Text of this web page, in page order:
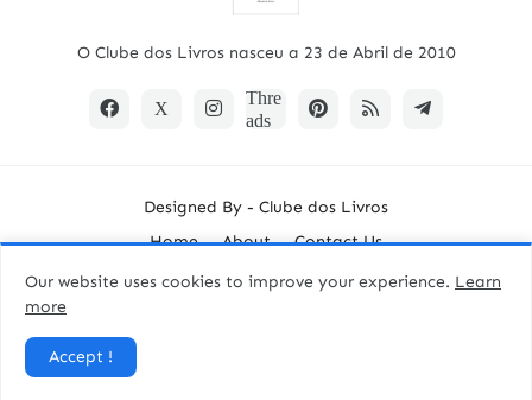
O Clube dos Livros nasceu a 23 de Abril de 2010
Designed By - Clube dos Livros
Home
About Contact Us
Our website uses cookies to improve your experience. Learn
more
Accept !